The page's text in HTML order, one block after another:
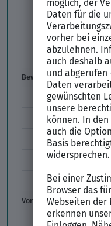
Kündigung
Einstiegsgehalt
Gehaltswunsch
Bewerbung
E-Mail-Bewerbung
Anlagen und Zeugnisse
Initiativbewerbung
Interne Bewerbung
Empfehlungsschreiben
Vorstellungsgespräch
Vorstellungsgespräch Fragen